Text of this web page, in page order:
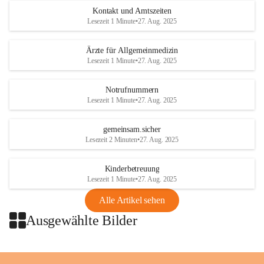
Tel. +43 1 404 40 - 327 15
Fax +43 1 404 40 - 390 27
omv.alarmdienst@kontraktor.at
Kontakt und Amtszeiten
Lesezeit 1 Minute•27. Aug. 2025
Ärzte für Allgemeinmedizin
Lesezeit 1 Minute•27. Aug. 2025
Notrufnummern
Lesezeit 1 Minute•27. Aug. 2025
gemeinsam.sicher
Lesezeit 2 Minuten•27. Aug. 2025
Kinderbetreuung
Lesezeit 1 Minute•27. Aug. 2025
Alle Artikel sehen
Ausgewählte Bilder
+2